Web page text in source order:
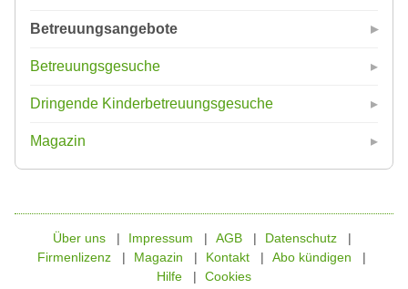
Betreuungsangebote
Betreuungsgesuche
Dringende Kinderbetreuungsgesuche
Magazin
Über uns Impressum AGB
Datenschutz
Firmenlizenz
Magazin Kontakt
Abo kündigen
Hilfe
Cookies